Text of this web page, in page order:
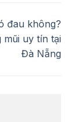
đau không?
uy tín tại
Đà Nẵng